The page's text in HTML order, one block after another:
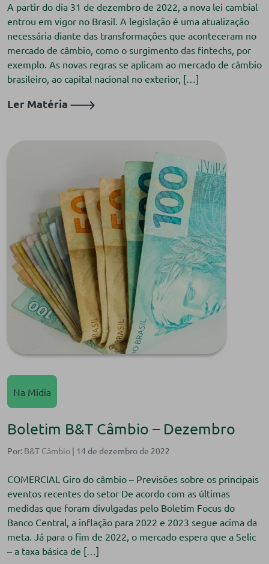
A partir do dia 31 de dezembro de 2022, a nova lei cambial
entrou em vigor no Brasil. A legislação é uma atualização
necessária diante das transformações que aconteceram no
mercado de câmbio, como o surgimento das fintechs, por
exemplo. As novas regras se aplicam ao mercado de câmbio
brasileiro, ao capital nacional no exterior, […]
Ler Matéria
Na Mídia
Boletim B&T Câmbio – Dezembro
Por: B&T Câmbio | 14 de dezembro de 2022
COMERCIAL Giro do câmbio – Previsões sobre os principais
eventos recentes do setor De acordo com as últimas
medidas que foram divulgadas pelo Boletim Focus do
Banco Central, a inflação para 2022 e 2023 segue acima da
meta. Já para o fim de 2022, o mercado espera que a Selic
– a taxa básica de […]